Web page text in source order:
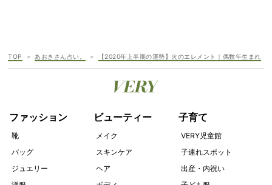
TOP あおきさん占い。 【2020年上半期の運勢】火のエレメント｜偶数年生まれ
ファッション
靴
バッグ
ジュエリー
ビューティー
メイク
スキンケア
ヘア
子育て
VERY児童館
子連れスポット
出産・内祝い